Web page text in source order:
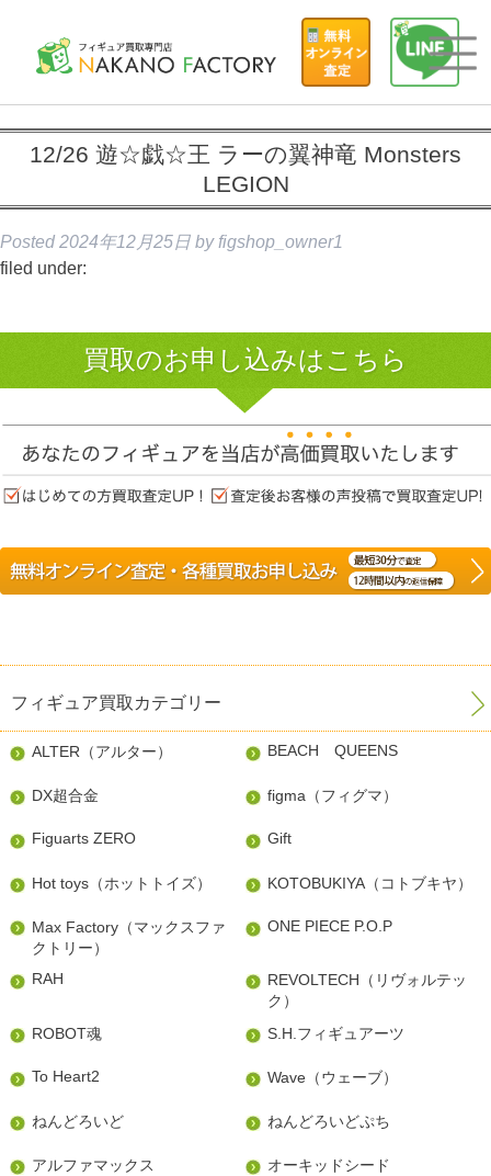
12/26 遊☆戯☆王 ラーの翼神竜 Monsters
LEGION
Posted 2024年12月25日 by figshop_owner1
filed under:
買取のお申し込みはこちら
フィギュア買取カテゴリー
ALTER（アルター） BEACH QUEENS
DX超合金 figma（フィグマ）
Figuarts ZERO Gift
Hot toys（ホットトイズ） KOTOBUKIYA（コトブキヤ）
Max Factory（マックスファ
クトリー）
ONE PIECE P.O.P
RAH
REVOLTECH（リヴォルテッ
ク）
ROBOT魂
S.H.フィギュアーツ
To Heart2 Wave（ウェーブ）
ねんどろいど ねんどろいどぷち
アルファマックス オーキッドシード